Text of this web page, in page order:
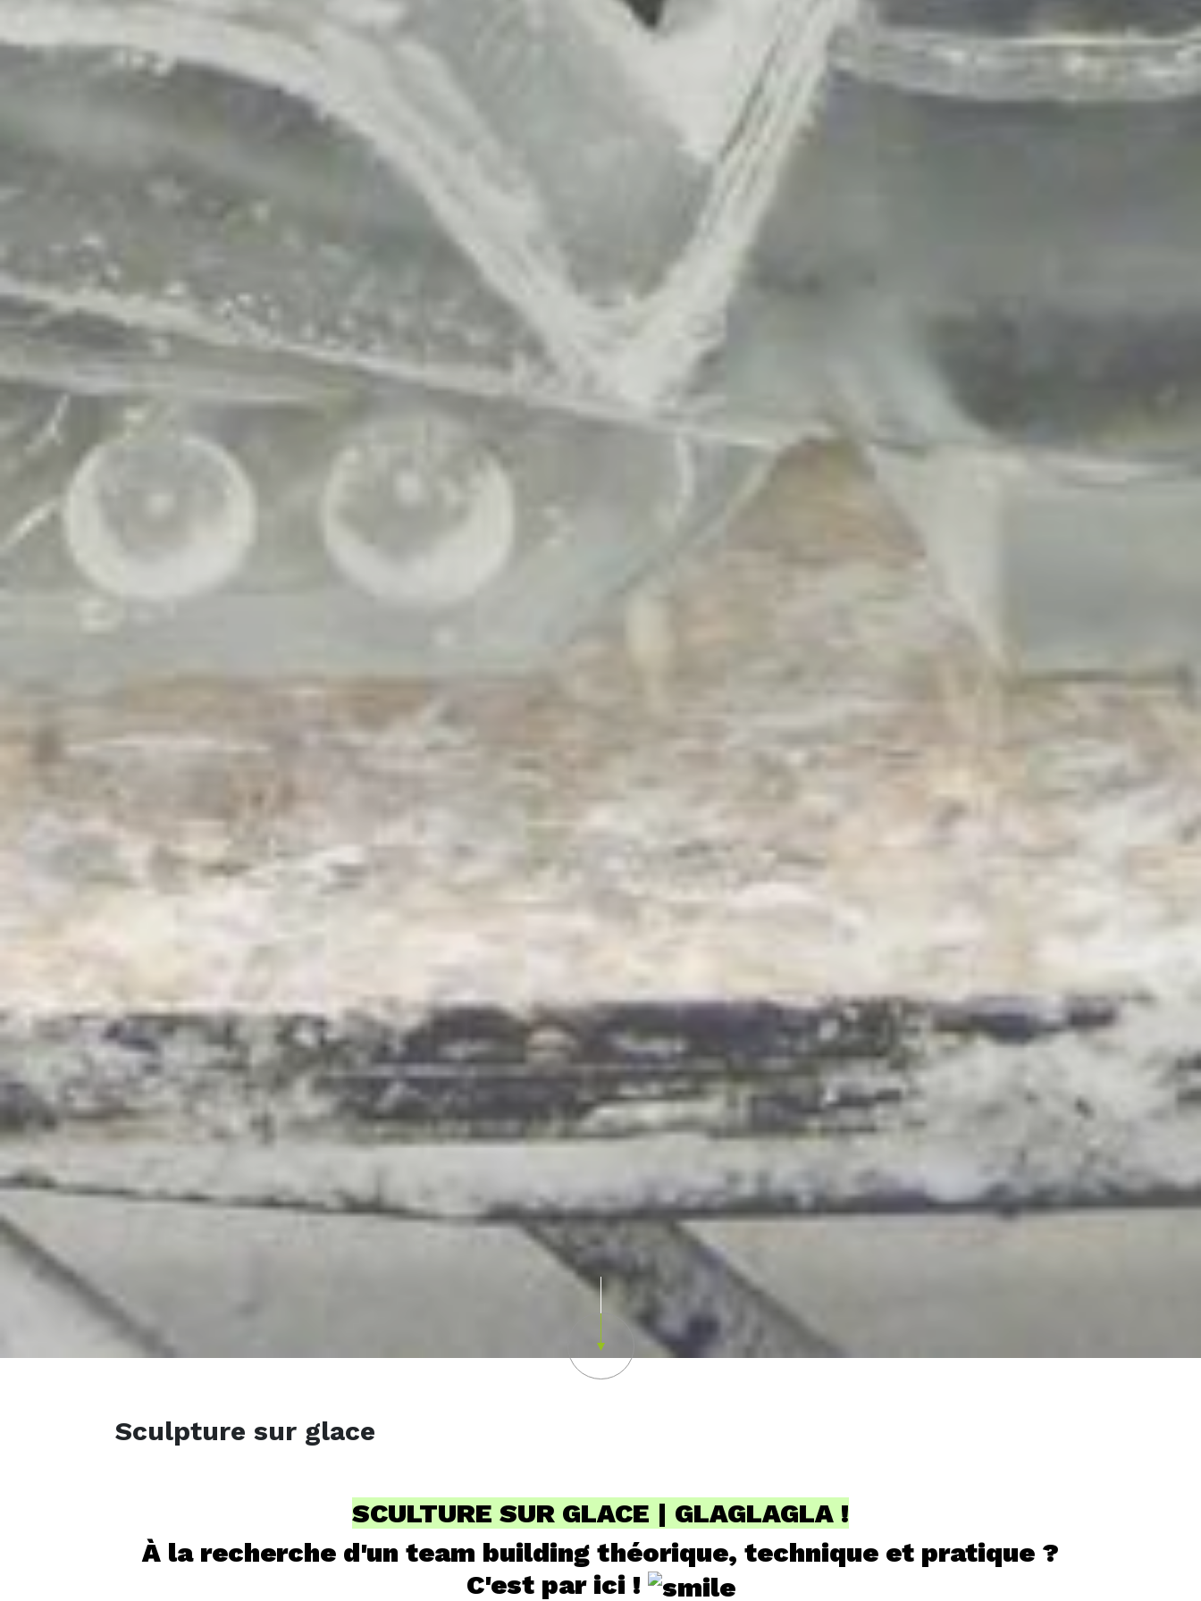
Scroll down
Sculpture sur glace
SCULTURE SUR GLACE | GLAGLAGLA !
À la recherche d'un team building théorique, technique et pratique ?
C'est par ici !